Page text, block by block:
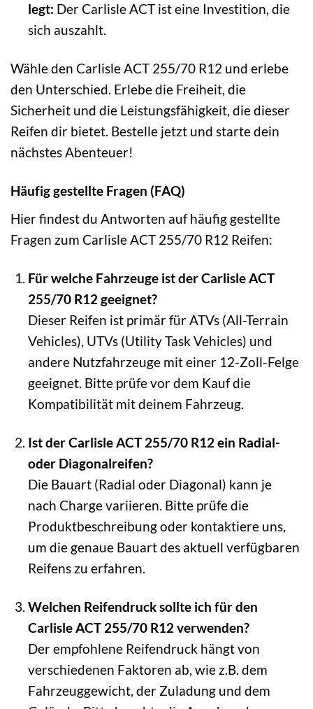
legt: Der Carlisle ACT ist eine Investition, die
sich auszahlt.
Wähle den Carlisle ACT 255/70 R12 und erlebe
den Unterschied. Erlebe die Freiheit, die
Sicherheit und die Leistungsfähigkeit, die dieser
Reifen dir bietet. Bestelle jetzt und starte dein
nächstes Abenteuer!
Häufig gestellte Fragen (FAQ)
Hier findest du Antworten auf häufig gestellte
Fragen zum Carlisle ACT 255/70 R12 Reifen:
Für welche Fahrzeuge ist der Carlisle ACT
255/70 R12 geeignet?
Dieser Reifen ist primär für ATVs (All-Terrain
Vehicles), UTVs (Utility Task Vehicles) und
andere Nutzfahrzeuge mit einer 12-Zoll-Felge
geeignet. Bitte prüfe vor dem Kauf die
Kompatibilität mit deinem Fahrzeug.
Ist der Carlisle ACT 255/70 R12 ein Radial-
oder Diagonalreifen?
Die Bauart (Radial oder Diagonal) kann je
nach Charge variieren. Bitte prüfe die
Produktbeschreibung oder kontaktiere uns,
um die genaue Bauart des aktuell verfügbaren
Reifens zu erfahren.
Welchen Reifendruck sollte ich für den
Carlisle ACT 255/70 R12 verwenden?
Der empfohlene Reifendruck hängt von
verschiedenen Faktoren ab, wie z.B. dem
Fahrzeuggewicht, der Zuladung und dem